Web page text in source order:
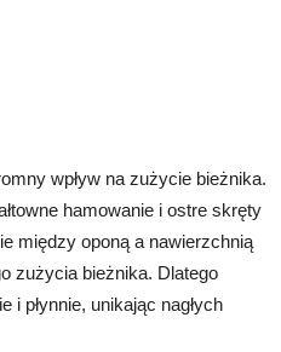
wpływ na zużycie bieżnika.
hamowanie i ostre skręty
między oponą a nawierzchnią
zużycia bieżnika. Dlatego
i płynnie, unikając nagłych